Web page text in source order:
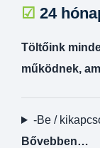
☑ 24
Töltőink
működnek,
-Be /
Bővebben…